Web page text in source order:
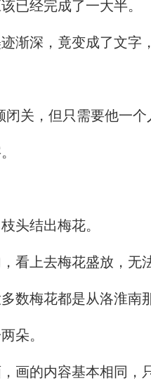
已经完成了一大半。
渐深，竟变成了文字
关，但只需要他一个
头结出梅花。
看上去梅花盛放，无
数梅花都是从洛淮南
朵。
画的内容基本相同，